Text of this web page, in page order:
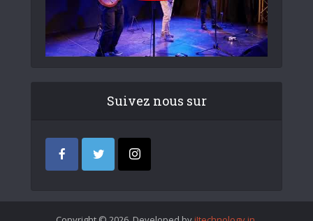
Suivez nous sur